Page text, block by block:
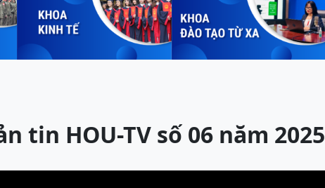
tin HOU-TV số 06 năm 2025